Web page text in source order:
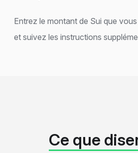
Entrez le montant de Sui que
et suivez les instructions
Ce que